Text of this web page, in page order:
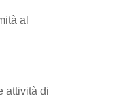
al
attività di